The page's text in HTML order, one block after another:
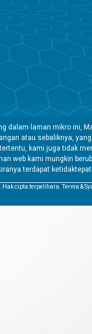
laman mikro ini,
atau sebaliknya,
kami juga tidak
web kami mungkin
terdapat
Hak cipta terpelihara. Terma &